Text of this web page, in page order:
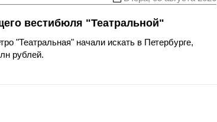
вестибюля "Театральной"
"Театральная" начали искать в Петербурге,
рублей.